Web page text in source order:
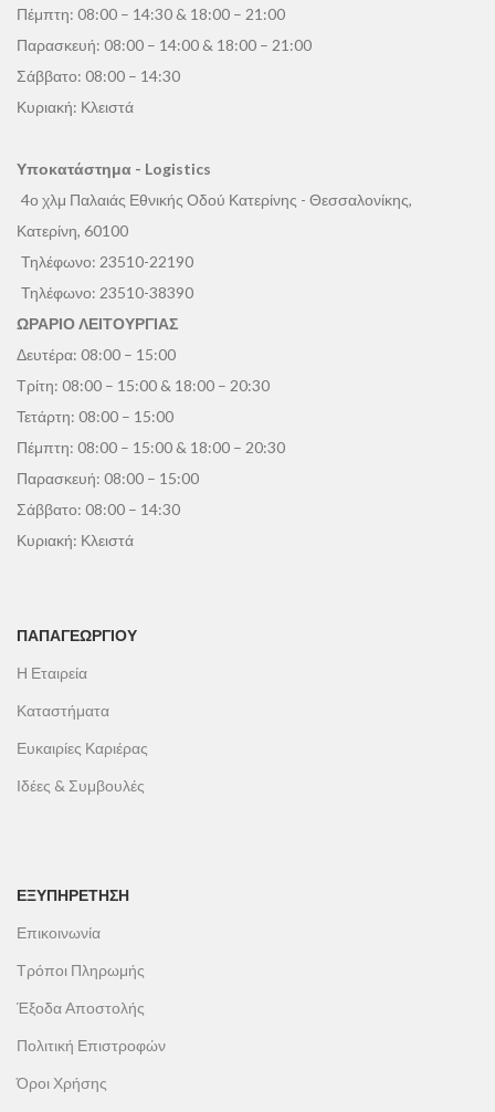
Πέμπτη: 08:00 – 14:30 & 18:00 – 21:00
Παρασκευή: 08:00 – 14:00 & 18:00 – 21:00
Σάββατο: 08:00 – 14:30
Κυριακή: Κλειστά
Υποκατάστημα - Logistics
4ο χλμ Παλαιάς Εθνικής Οδού Κατερίνης - Θεσσαλονίκης,
Κατερίνη, 60100
Τηλέφωνο: 23510-22190
Τηλέφωνο: 23510-38390
ΩΡΑΡΙΟ ΛΕΙΤΟΥΡΓΙΑΣ
Δευτέρα: 08:00 – 15:00
Τρίτη: 08:00 – 15:00 & 18:00 – 20:30
Τετάρτη: 08:00 – 15:00
Πέμπτη: 08:00 – 15:00 & 18:00 – 20:30
Παρασκευή: 08:00 – 15:00
Σάββατο: 08:00 – 14:30
Κυριακή: Κλειστά
ΠΑΠΑΓΕΩΡΓΊΟΥ
Η Εταιρεία
Καταστήματα
Ευκαιρίες Καριέρας
Ιδέες & Συμβουλές
ΕΞΥΠΗΡΕΤΗΣΗ
Επικοινωνία
Τρόποι Πληρωμής
Έξοδα Αποστολής
Πολιτική Επιστροφών
Όροι Χρήσης